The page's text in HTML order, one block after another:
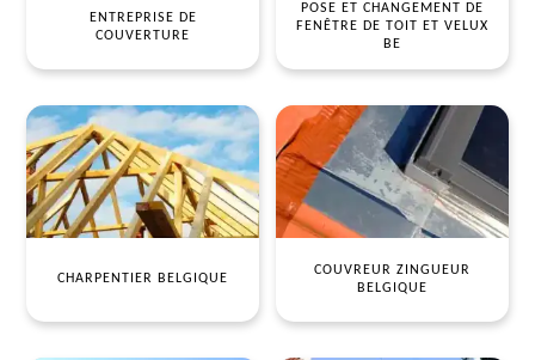
ENTREPRISE DE
COUVERTURE
POSE ET CHANGEMENT DE
FENÊTRE DE TOIT ET VELUX
BE
CHARPENTIER BELGIQUE
COUVREUR ZINGUEUR
BELGIQUE